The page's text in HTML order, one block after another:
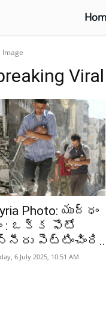
Image
Photo: యుద్ధం
: ఒక్క ఫొటో
పెట్టించింది..
6 July 2025, 10:51 AM